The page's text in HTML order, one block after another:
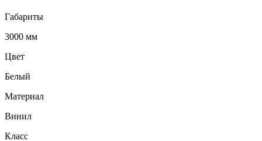
Габариты
3000 мм
Цвет
Белый
Материал
Винил
Класс